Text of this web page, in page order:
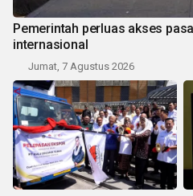
Pemerintah perluas akses
internasional
Jumat, 7 Agustus 2026